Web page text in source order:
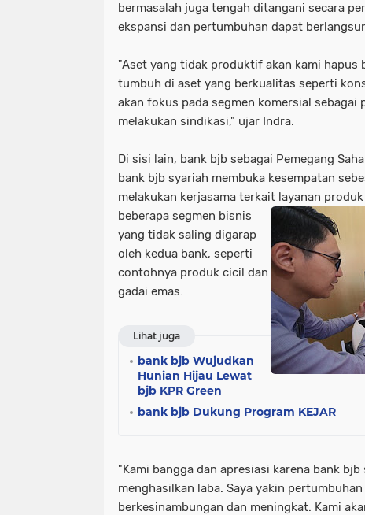
bermasalah juga tengah ditangani secara
ekspansi dan pertumbuhan dapat
"Aset yang tidak produktif akan kami hapus
tumbuh di aset yang berkualitas seperti
akan fokus pada segmen komersial sebagai
melakukan sindikasi," ujar Indra.
Di sisi lain, bank bjb sebagai Pemegang
bank bjb syariah membuka kesempatan
melakukan kerjasama terkait layanan
beberapa segmen bisnis
yang tidak saling digarap
oleh kedua bank, seperti
contohnya produk cicil dan
gadai emas.
Lihat juga
bank bjb Wujudkan
Hunian Hijau Lewat
bjb KPR Green
bank bjb Dukung Program KEJAR
"Kami bangga dan apresiasi karena bank bjb
menghasilkan laba. Saya yakin pertumbuhan
berkesinambungan dan meningkat. Kami